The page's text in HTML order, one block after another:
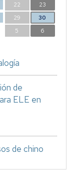
22
23
29
30
5 6
de
ELE en
de chino